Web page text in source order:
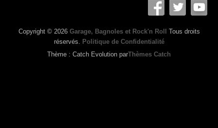
Copyright © 2026 Garage, Bagnoles et Rock'n Roll
Tous droits
réservés. Politique de Confidentialité
Thème : Catch Evolution parThèmes Catch